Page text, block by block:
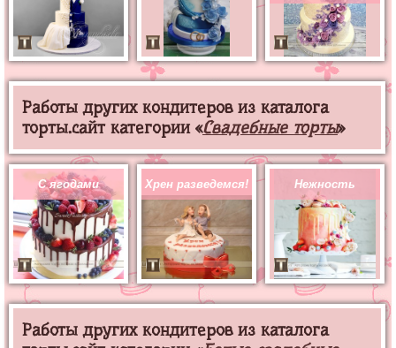
Работы других кондитеров из каталога
торты.сайт категории «Свадебные торты»
С ягодами Хрен разведемся! Нежность
Работы других кондитеров из каталога